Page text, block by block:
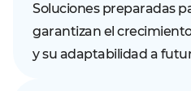
Soluciones preparadas
garantizan el
y su adaptabilidad a